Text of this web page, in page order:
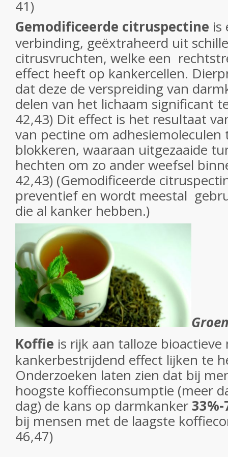
41)
Gemodificeerde citruspectine is
verbinding, geëxtraheerd uit
citrusvruchten, welke een
effect heeft op kankercellen.
dat deze de verspreiding van
delen van het lichaam significant
42,43) Dit effect is het resultaat
van pectine om
blokkeren, waaraan uitgezaaide
hechten om zo ander weefsel
42,43) (Gemodificeerde
preventief en wordt meestal
die al kanker hebben.)
Koffie is rijk aan talloze
kankerbestrijdend effect lijken te
Onderzoeken laten zien dat bij
hoogste koffieconsumptie (meer
dag) de kans op darmkanker33%-
bij mensen met de laagste
46,47)